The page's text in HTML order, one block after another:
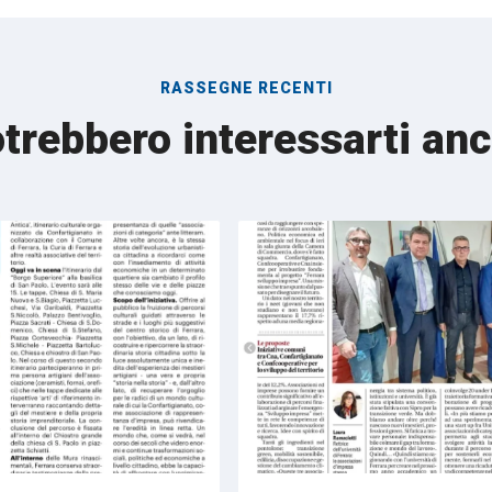
RASSEGNE RECENTI
interessarti